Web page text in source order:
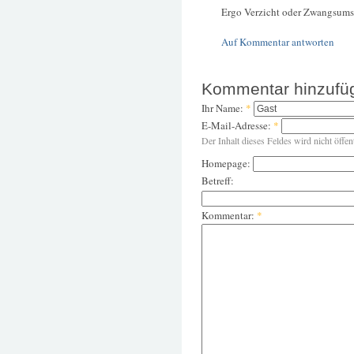
Ergo Verzicht oder
Auf Kommentar antworten
Kommentar
Ihr Name: *
E-Mail-Adresse: *
Der Inhalt dieses Feldes wird nicht
Homepage:
Betreff:
Kommentar: *